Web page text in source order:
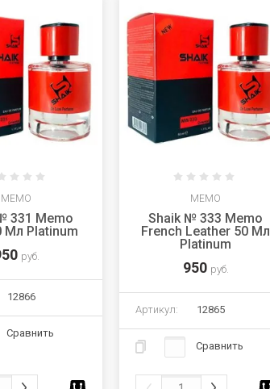
MEMO
331 Memo
Мл Platinum
руб.
12866
Сравнить
MEMO
Shaik № 333 Memo
French Leather 50 Мл
Platinum
950 руб.
Артикул: 12865
Сравнить